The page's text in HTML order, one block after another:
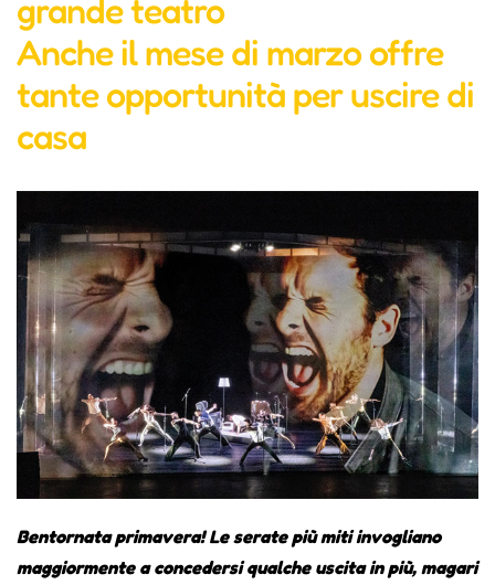
grande teatro
Anche il mese di marzo offre
tante opportunità per uscire di
casa
Bentornata primavera! Le serate più miti invogliano
maggiormente a concedersi qualche uscita in più, magari